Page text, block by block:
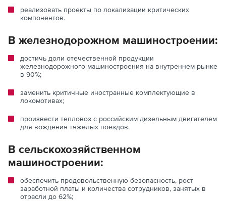
реализовать проекты по локализации критических
компонентов.
В железнодорожном машиностроении:
достичь доли отечественной продукции
железнодорожного машиностроения на внутреннем рынке
в 90%;
заменить критичные иностранные комплектующие в
локомотивах;
произвести тепловоз с российским дизельным двигателем
для вождения тяжелых поездов.
В сельскохозяйственном
машиностроении:
обеспечить продовольственную безопасность, рост
заработной платы и количества сотрудников, занятых в
отрасли до 62%;